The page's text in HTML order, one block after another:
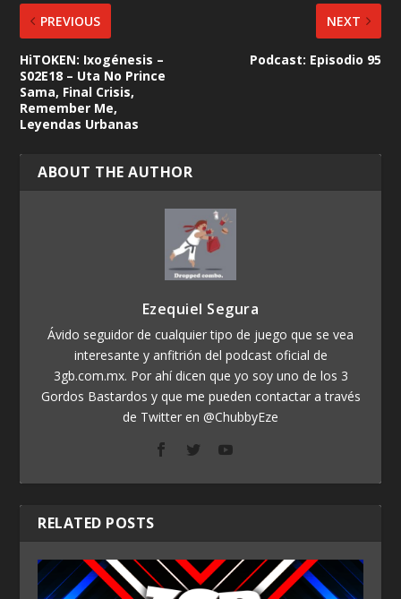
PREVIOUS
HiTOKEN: Ixogénesis –
S02E18 – Uta No Prince
Sama, Final Crisis,
Remember Me,
Leyendas Urbanas
NEXT
Podcast: Episodio 95
ABOUT THE AUTHOR
Ezequiel Segura
Ávido seguidor de cualquier tipo de juego que se vea
interesante y anfitrión del podcast oficial de
3gb.com.mx. Por ahí dicen que yo soy uno de los 3
Gordos Bastardos y que me pueden contactar a través
de Twitter en @ChubbyEze
RELATED POSTS